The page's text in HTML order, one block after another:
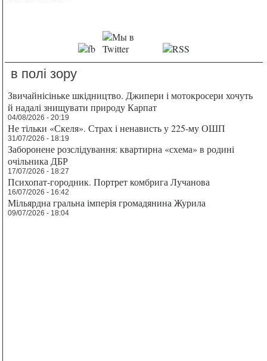
в полі зору
Звичайнісіньке шкідництво. Джипери і мотокросери хочуть
й надалі знищувати природу Карпат
04/08/2026 - 20:19
Не тільки «Скеля». Страх і ненависть у 225-му ОШП
31/07/2026 - 18:19
Заборонене розслідування: квартирна «схема» в родині
очільника ДБР
17/07/2026 - 18:27
Психопат-городник. Портрет комбрига Лучанова
16/07/2026 - 16:42
Мільярдна гральна імперія громадянина Журила
09/07/2026 - 18:04